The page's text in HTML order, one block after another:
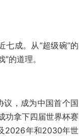
七成。从“超级碗”的
的道理。
议，成为中国首个国
功拿下四届世界杯赛
2026年和2030年世